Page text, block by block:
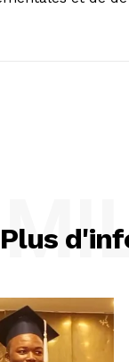
Plus